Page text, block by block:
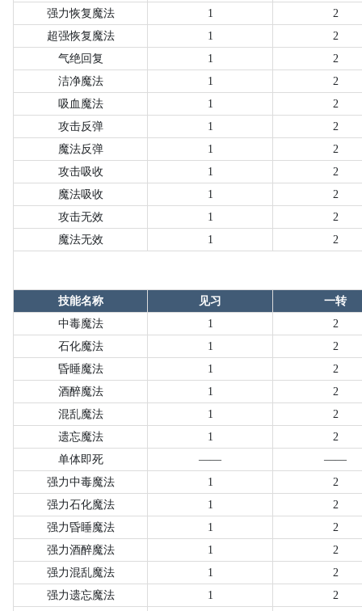
强力恢复魔法 1
2
超强恢复魔法
1
2
气绝回复
1
2
洁净魔法
1
2
吸血魔法
1
2
攻击反弹
1
2
魔法反弹
1
2
攻击吸收
1
2
魔法吸收
1
2
攻击无效
1
2
魔法无效
1 2
技能名称 见习
一转
中毒魔法
1
2
石化魔法
1
2
昏睡魔法
1
2
酒醉魔法
1
2
混乱魔法
1
2
遗忘魔法
1
2
单体即死
——
——
强力中毒魔法
1
2
强力石化魔法
1
2
强力昏睡魔法
1
2
强力酒醉魔法
1
2
强力混乱魔法
1
2
强力遗忘魔法
1
2